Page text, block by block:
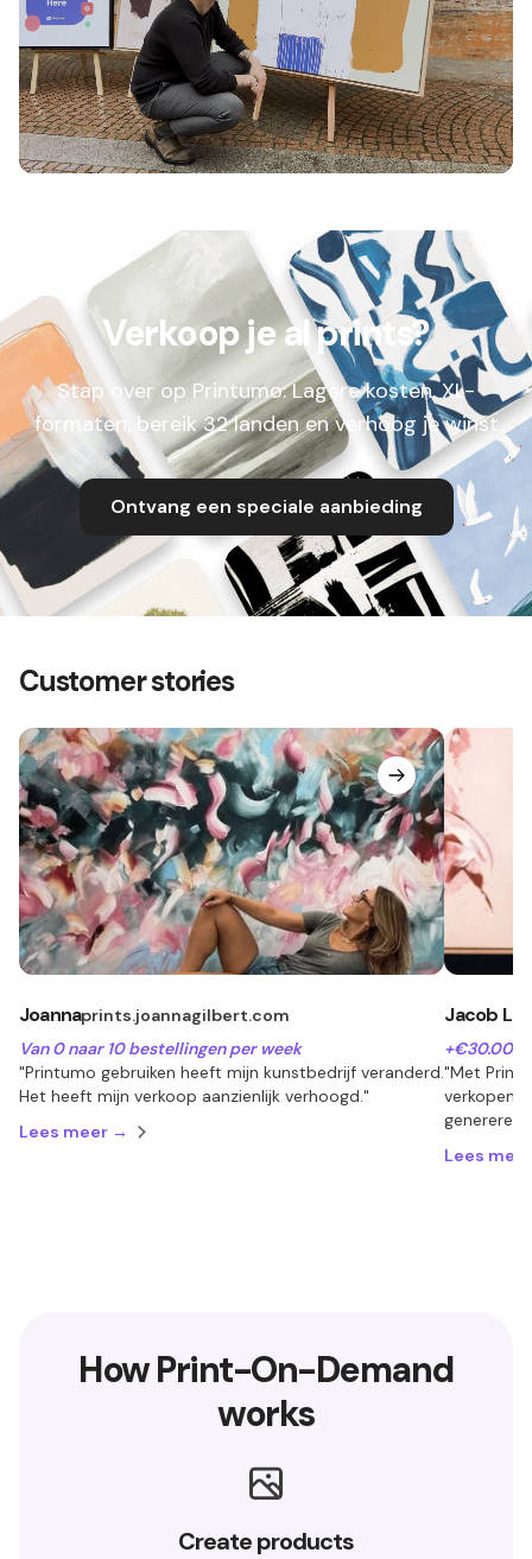
Verkoop je al prints?
Stap over op Printumo: Lagere kosten, XL-
formaten, bereik 32 landen en verhoog je winst
Ontvang een speciale aanbieding
Customer stories
Joannaprints.joannagilbert.com
Van 0 naar 10 bestellingen per week
"Printumo gebruiken heeft mijn kunstbedrijf veranderd.
Het heeft mijn verkoop aanzienlijk verhoogd."
Lees meer →
Jacob
+€30.000
"Met
verkopen
genereren."
Lees
How Print-On-Demand
works
Create products